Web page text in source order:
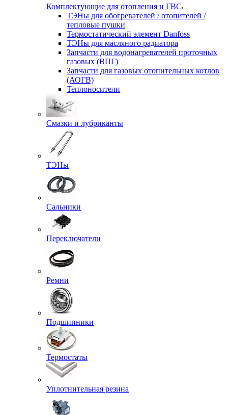
Комплектующие для отопления и ГВС
ТЭНы для обогревателей / отопителей /
тепловые пушки
Термостатический элемент Danfoss
ТЭНы для масляного радиатора
Запчасти для водонагревателей проточных
газовых (ВПГ)
Запчасти для газовых отопительных котлов
(АОГВ)
Теплоносители
Смазки и лубриканты
ТЭНы
Сальники
Переключатели
Ремни
Подшипники
Термостаты
Уплотнительная резина